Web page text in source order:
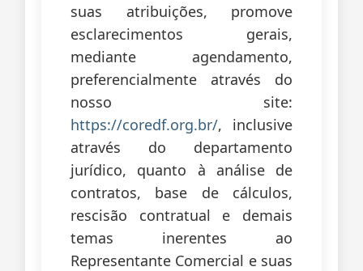
suas atribuições, promove
esclarecimentos gerais,
mediante agendamento,
preferencialmente através do
nosso site:
https://coredf.org.br/, inclusive
através do departamento
jurídico, quanto à análise de
contratos, base de cálculos,
rescisão contratual e demais
temas inerentes ao
Representante Comercial e suas